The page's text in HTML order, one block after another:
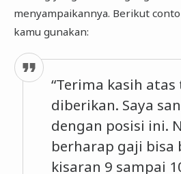
menyampaikannya. Berikut
kamu gunakan:
“Terima kasih
diberikan. Saya
dengan posisi ini.
berharap gaji bisa
kisaran 9 sampai